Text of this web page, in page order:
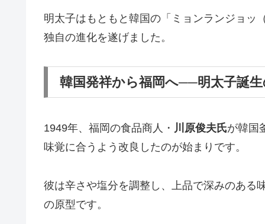
明太子はもともと韓国の「ミョンランジョッ
独自の進化を遂げました。
韓国発祥から福岡へ──明太子誕
1949年、福岡の食品商人・ 川原俊夫氏が韓国
味覚に合うよう改良したのが始まりです。
彼は辛さや塩分を調整し、上品で深みのある
の原型です。